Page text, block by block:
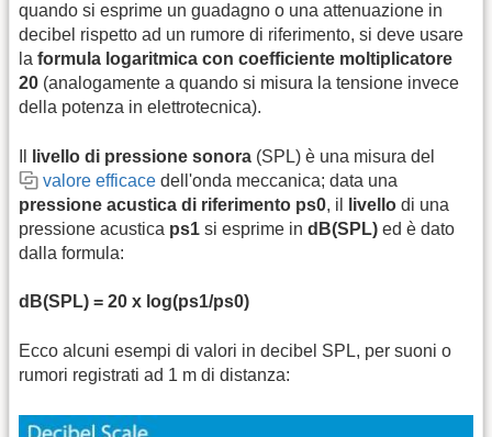
quando si esprime un guadagno o una attenuazione in
decibel rispetto ad un rumore di riferimento, si deve usare
la formula logaritmica con coefficiente moltiplicatore
20 (analogamente a quando si misura la tensione invece
della potenza in elettrotecnica).
livello di pressione sonora (SPL) è una misura del
valore efficace dell'onda meccanica; data una
pressione acustica di riferimento ps0, il livello di una
pressione acustica ps1 si esprime in dB(SPL) ed è dato
dalla formula:
dB(SPL) = 20 x log(ps1/ps0)
Ecco alcuni esempi di valori in decibel SPL, per suoni o
rumori registrati ad 1 m di distanza: